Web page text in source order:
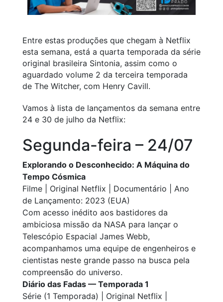
Entre estas produções que chegam à Netflix
esta semana, está a quarta temporada da série
original brasileira Sintonia, assim como o
aguardado volume 2 da terceira temporada
de The Witcher, com Henry Cavill.
Vamos à lista de lançamentos da semana entre
24 e 30 de julho da Netflix:
Segunda-feira – 24/07
Explorando o Desconhecido: A Máquina do
Tempo Cósmica
Filme | Original Netflix | Documentário | Ano
de Lançamento: 2023 (EUA)
Com acesso inédito aos bastidores da
ambiciosa missão da NASA para lançar o
Telescópio Espacial James Webb,
acompanhamos uma equipe de engenheiros e
cientistas neste grande passo na busca pela
compreensão do universo.
Diário das Fadas — Temporada 1
Série (1 Temporada) | Original Netflix |